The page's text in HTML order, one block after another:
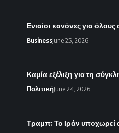
Ενιαίοι κανόνες για
BusinessJune 25, 2026
Καμία εξέλιξη για τη
ΠολιτικήJune 24, 2026
Τραμπ: Το Ιράν υποχωρεί